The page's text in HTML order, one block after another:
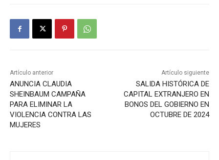
Artículo anterior
ANUNCIA CLAUDIA
SHEINBAUM CAMPAÑA
PARA ELIMINAR LA
VIOLENCIA CONTRA LAS
MUJERES
Artículo siguiente
SALIDA HISTÓRICA DE
CAPITAL EXTRANJERO EN
BONOS DEL GOBIERNO EN
OCTUBRE DE 2024